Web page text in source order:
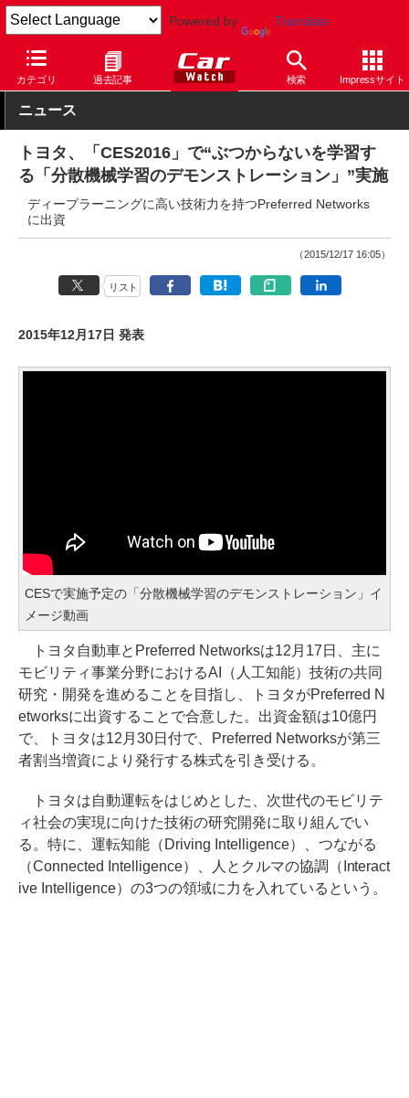
Powered by Translate
カテゴリ 過去記事 検索 Impressサイト
Car Watch 技術 安全 先進安全
ニュース
トヨタ、「CES2016」で“ぶつからないを学習す
る「分散機械学習のデモンストレーション」”実施
ディープラーニングに高い技術力を持つPreferred Networks
に出資
（2015/12/17 16:05）
リスト
2015年12月17日 発表
CESで実施予定の「分散機械学習のデモンストレーション」イ
メージ動画
トヨタ自動車とPreferred Networksは12月17日、主に
モビリティ事業分野におけるAI（人工知能）技術の共同
研究・開発を進めることを目指し、トヨタがPreferred N
etworksに出資することで合意した。出資金額は10億円
で、トヨタは12月30日付で、Preferred Networksが第三
者割当増資により発行する株式を引き受ける。
トヨタは自動運転をはじめとした、次世代のモビリテ
ィ社会の実現に向けた技術の研究開発に取り組んでい
る。特に、運転知能（Driving Intelligence）、つながる
（Connected Intelligence）、人とクルマの協調（Interact
ive Intelligence）の3つの領域に力を入れているという。